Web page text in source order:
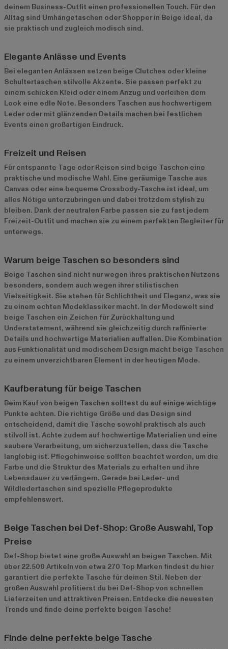
deinem Business-Outfit einen professionellen Touch. Für den
Alltag sind Umhängetaschen oder Shopper in Beige ideal, da
sie praktisch und zugleich modisch sind.
Elegante Anlässe und Events
Bei eleganten Anlässen setzen beige Clutches oder kleine
Schultertaschen stilvolle Akzente. Sie passen perfekt zu
einem schicken Kleid oder einem Anzug und verleihen dem
Look eine edle Note. Besonders Taschen aus hochwertigem
Leder oder mit glänzenden Details machen bei festlichen
Events einen großartigen Eindruck.
Freizeit und Reisen
Für entspannte Tage oder Reisen sind beige Taschen eine
praktische und modische Wahl. Eine geräumige Tasche aus
Canvas oder eine bequeme Crossbody-Tasche ist ideal, um
alles Nötige unterzubringen und dabei trotzdem stylish zu
bleiben. Dank der neutralen Farbe passen sie zu fast jedem
Freizeit-Outfit und machen sie zu einem perfekten Begleiter für
unterwegs.
Warum beige Taschen so besonders sind
Beige Taschen sind nicht nur wegen ihres praktischen Nutzens
besonders, sondern auch wegen ihrer stilistischen
Vielseitigkeit. Sie stehen für Schlichtheit und Eleganz, was sie
zu einem echten Modeklassiker macht. In der Modewelt sind
beige Taschen ein Zeichen für Zurückhaltung und
Understatement, während sie gleichzeitig durch raffinierte
Details und hochwertige Materialien auffallen. Die Kombination
aus Funktionalität und modischem Design macht beige Taschen
zu einem unverzichtbaren Element in der heutigen Mode.
Kaufberatung für beige Taschen
Beim Kauf von beigen Taschen solltest du auf einige wichtige
Punkte achten. Die richtige Größe und das Design sind
entscheidend, damit die Tasche sowohl praktisch als auch
stilvoll ist. Achte zudem auf hochwertige Materialien und eine
saubere Verarbeitung, um sicherzustellen, dass die Tasche
langlebig ist. Pflegehinweise sollten beachtet werden, um die
Farbe und die Struktur des Materials zu erhalten und ihre
Lebensdauer zu verlängern. Gerade bei Leder- und
Wildledertaschen sind spezielle Pflegeprodukte
empfehlenswert.
Beige Taschen bei Def-Shop: Große Auswahl, Top
Preise
Def-Shop bietet eine große Auswahl an beigen Taschen. Mit
über 22.500 Artikeln von etwa 270 Top Marken findest du hier
garantiert die perfekte Tasche für deinen Stil. Neben der
großen Auswahl profitierst du bei Def-Shop von schnellen
Lieferzeiten und attraktiven Preisen. Entdecke die neuesten
Trends und finde deine perfekte beigen Tasche!
Finde deine perfekte beige Tasche